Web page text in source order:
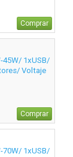
Comprar
45W/ 1xUSB/
Voltaje
Comprar
70W/ 1xUSB/